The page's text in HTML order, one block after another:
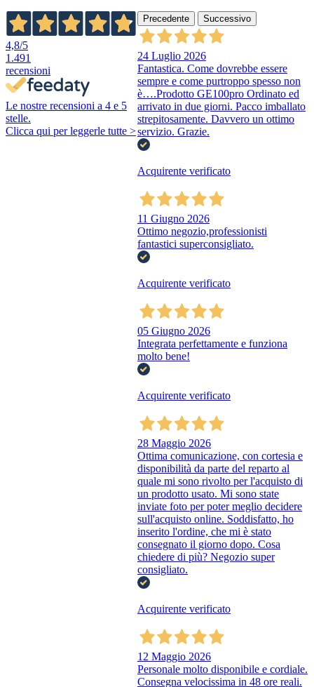
4,8/5
1.491
recensioni
Le nostre recensioni a 4 e 5
stelle.
Clicca qui per leggerle tutte >
Precedente Successivo
24 Luglio 2026
Fantastica. Come dovrebbe essere
sempre e come purtroppo spesso non
è….Prodotto GE100pro Ordinato ed
arrivato in due giorni. Pacco imballato
strepitosamente. Davvero un ottimo
servizio. Grazie.
Acquirente verificato
11 Giugno 2026
Ottimo negozio,professionisti
fantastici superconsigliato.
Acquirente verificato
05 Giugno 2026
Integrata perfettamente e funziona
molto bene!
Acquirente verificato
28 Maggio 2026
Ottima comunicazione, con cortesia e
disponibilità da parte del reparto al
quale mi sono rivolto per l'acquisto di
un prodotto usato. Mi sono state
inviate foto per poter meglio decidere
sull'acquisto online. Soddisfatto, ho
inserito l'ordine, che mi è stato
consegnato il giorno dopo. Cosa
chiedere di più? Negozio super
consigliato.
Acquirente verificato
12 Maggio 2026
Personale molto disponibile e cordiale.
Consegna velocissima in 48 ore reali.